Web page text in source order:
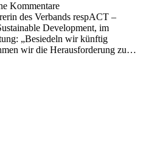
Kommentare
des Verbands respACT –
Development, im
„Besiedeln wir künftig
wir die Herausforderung zu…